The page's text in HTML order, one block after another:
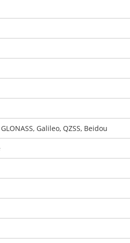
GLONASS, Galileo, QZSS, Beidou